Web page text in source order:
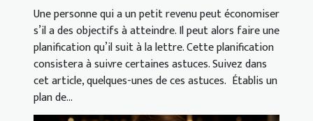
Une personne qui a un petit revenu peut économiser
s’il a des objectifs à atteindre. Il peut alors faire une
planification qu’il suit à la lettre. Cette planification
consistera à suivre certaines astuces. Suivez dans
cet article, quelques-unes de ces astuces. Établis un
plan de...